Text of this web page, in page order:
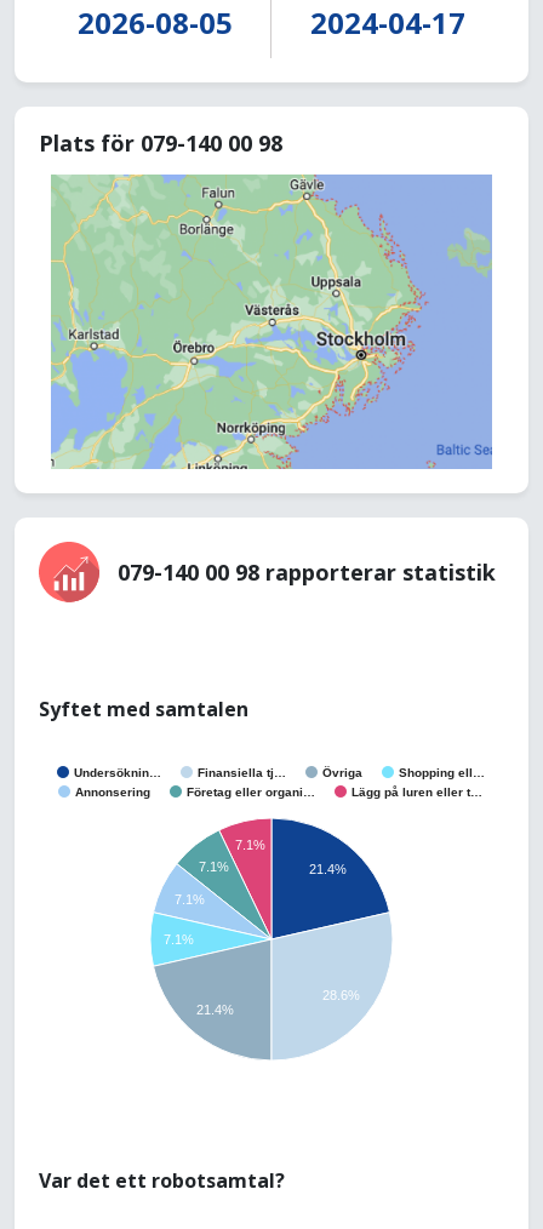
2026-08-05 2024-04-17
Plats för 079-140 00 98
079-140 00 98 rapporterar statistik
Syftet med samtalen
Undersöknin… Finansiella tj… Övriga
Shopping ell…
Annonsering
Företag eller organi… Lägg på luren eller t…
21.4%
7.1%
7.1%
7.1%
7.1%
21.4%
28.6%
Var det ett robotsamtal?